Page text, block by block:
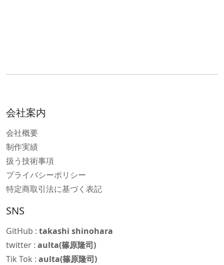
会社案内
会社概要
制作実績
扱う技術事項
プライバシーポリシー
特定商取引法に基づく表記
SNS
GitHub : takashi shinohara
twitter : aulta(篠原隆司)
Tik Tok : aulta(篠原隆司)